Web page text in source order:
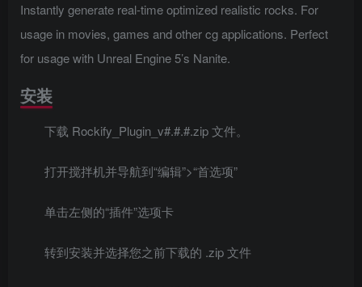
Instantly generate real-time optimized realistic rocks. For
usage in movies, games and other cg applications. Perfect
for usage with Unreal Engine 5’s Nanite.
安装
下载 Rockify_Plugin_v#.#.#.zip 文件。
打开搅拌机并导航到“编辑”>“首选项”
单击左侧的“插件”选项卡
转到安装并选择您之前下载的 .zip 文件